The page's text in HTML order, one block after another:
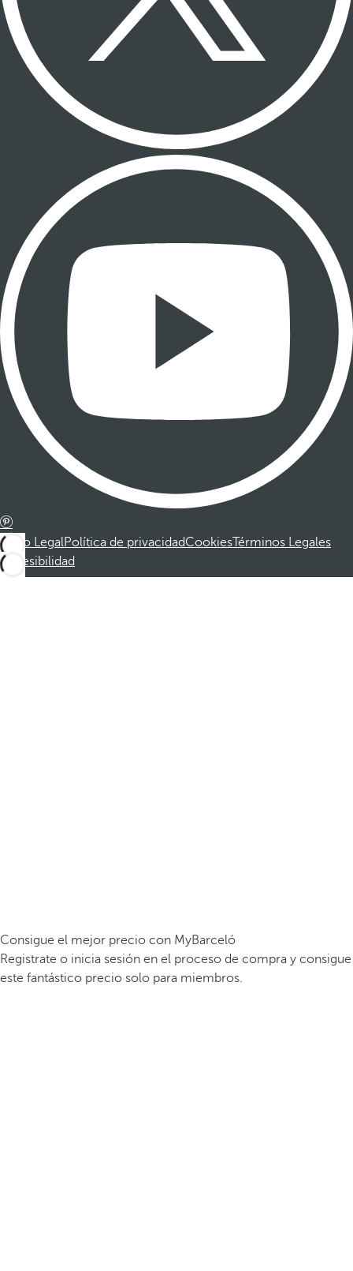
Aviso LegalPolítica de privacidadCookiesTérminos Legales
Accesibilidad
Consigue el mejor precio con MyBarceló
Registrate o inicia sesión en el proceso de compra y consigue
este fantástico precio solo para miembros.